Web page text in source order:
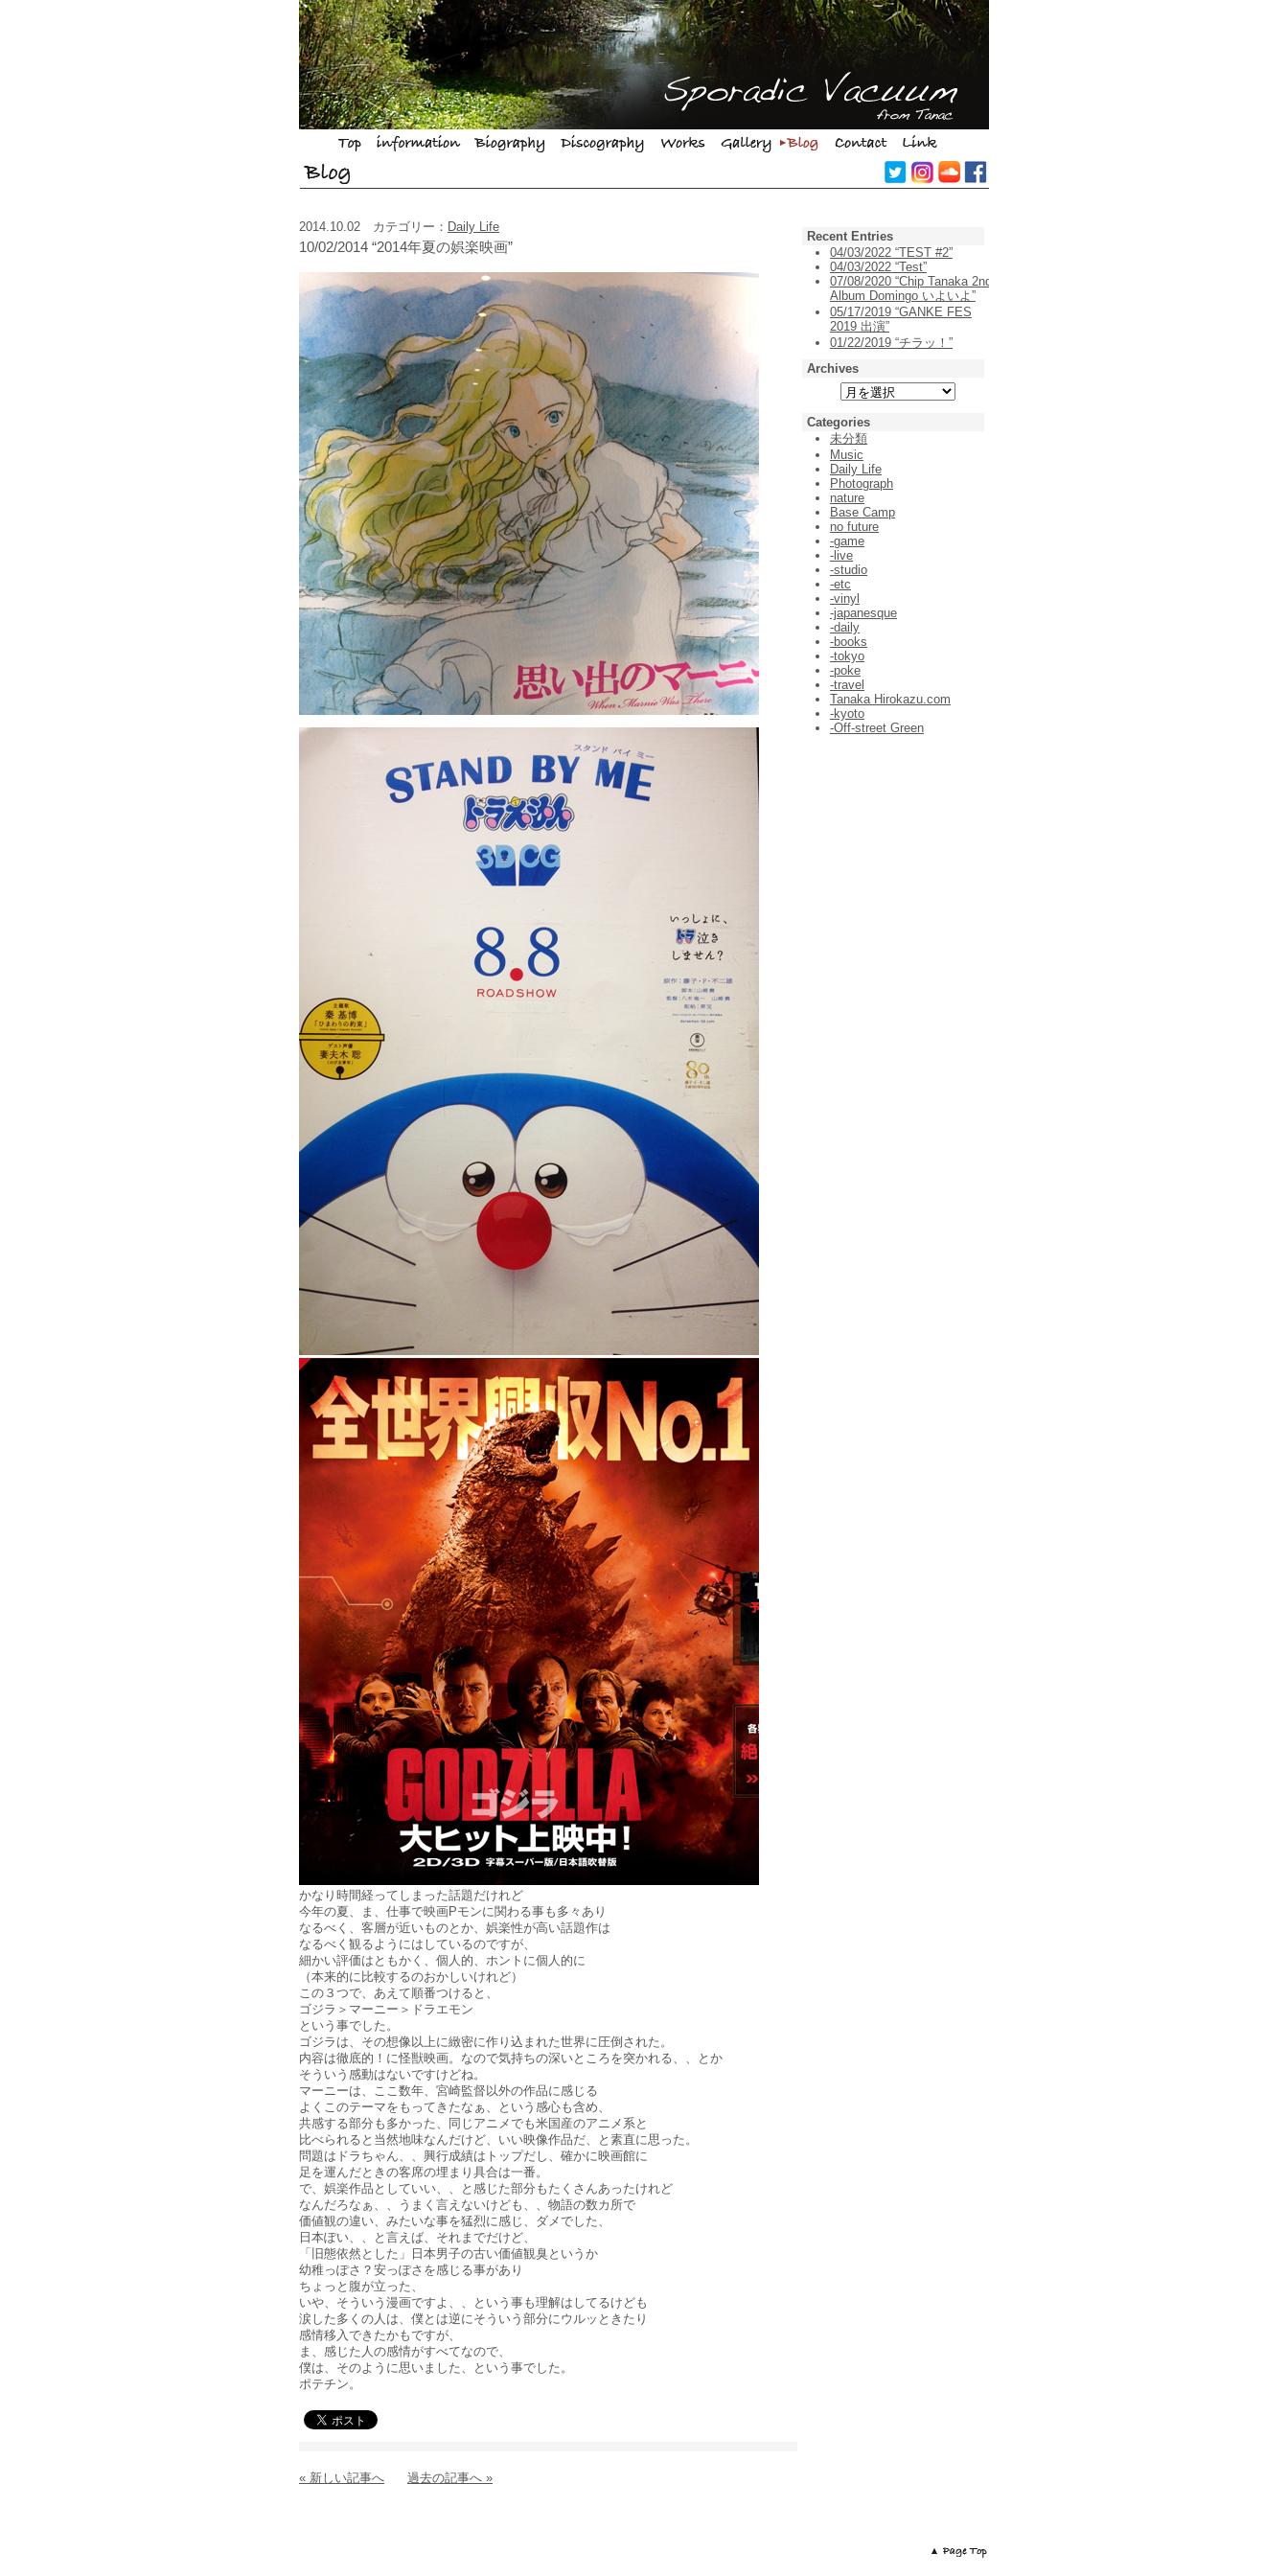
2014.10.02 カテゴリー： Daily Life
10/02/2014 “2014年夏の娯楽映画”
かなり時間経ってしまった話題だけれど
今年の夏、ま、仕事で映画Pモンに関わる事も多々あり
なるべく、客層が近いものとか、娯楽性が高い話題作は
なるべく観るようにはしているのですが、
細かい評価はともかく、個人的、ホントに個人的に
（本来的に比較するのおかしいけれど）
この３つで、あえて順番つけると、
ゴジラ＞マーニー＞ドラエモン
という事でした。
ゴジラは、その想像以上に緻密に作り込まれた世界に圧倒された。
内容は徹底的！に怪獣映画。なので気持ちの深いところを突かれる、、とか
そういう感動はないですけどね。
マーニーは、ここ数年、宮崎監督以外の作品に感じる
よくこのテーマをもってきたなぁ、という感心も含め、
共感する部分も多かった、同じアニメでも米国産のアニメ系と
比べられると当然地味なんだけど、いい映像作品だ、と素直に思った。
問題はドラちゃん、、興行成績はトップだし、確かに映画館に
足を運んだときの客席の埋まり具合は一番。
で、娯楽作品としていい、、と感じた部分もたくさんあったけれど
なんだろなぁ、、うまく言えないけども、、物語の数カ所で
価値観の違い、みたいな事を猛烈に感じ、ダメでした、
日本ぽい、、と言えば、それまでだけど、
「旧態依然とした」日本男子の古い価値観臭というか
幼稚っぽさ？安っぽさを感じる事があり
ちょっと腹が立った、
いや、そういう漫画ですよ、、という事も理解はしてるけども
涙した多くの人は、僕とは逆にそういう部分にウルッときたり
感情移入できたかもですが、
ま、感じた人の感情がすべてなので、
僕は、そのように思いました、という事でした。
ポテチン。
« 新しい記事へ 過去の記事へ »
Recent Entries
04/03/2022 “TEST #2”
04/03/2022 “Test”
07/08/2020 “Chip Tanaka 2nd
Album Domingo いよいよ”
05/17/2019 “GANKE FES
2019 出演”
01/22/2019 “チラッ！”
Archives
Categories
未分類
Music
Daily Life
Photograph
nature
Base Camp
no future
-game
-live
-studio
-etc
-vinyl
-japanesque
-daily
-books
-tokyo
-poke
-travel
Tanaka Hirokazu.com
-kyoto
-Off-street Green